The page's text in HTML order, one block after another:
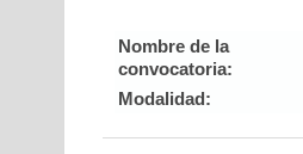
Nombre de la
convocatoria:
Modalidad: